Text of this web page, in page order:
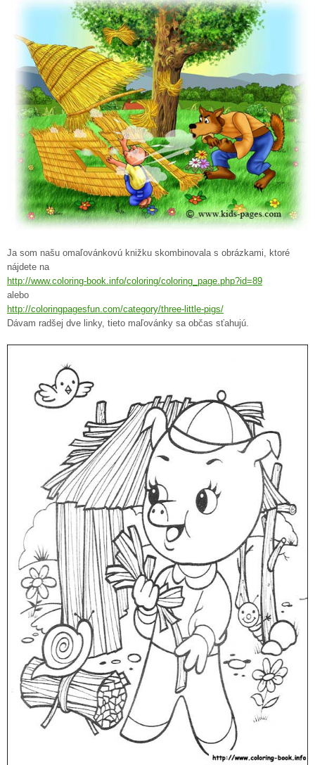
Ja som našu omaľovánkovú knižku skombinovala s obrázkami, ktoré
nájdete na
http://www.coloring-book.info/coloring/coloring_page.php?id=89
alebo
http://coloringpagesfun.com/category/three-little-pigs/
Dávam radšej dve linky, tieto maľovánky sa občas sťahujú.